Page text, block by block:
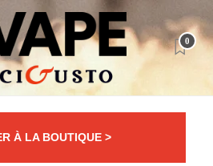
0
À LA BOUTIQUE >